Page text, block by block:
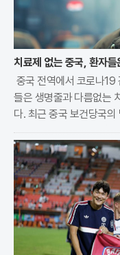
치료제 없는 중국, 환자
중국 전역에서 코로나19
들은 생명줄과 다름없는
다. 최근 중국 보건당국
5명 중 1명이 확진 판정
제는 감염 초기 복용이 필